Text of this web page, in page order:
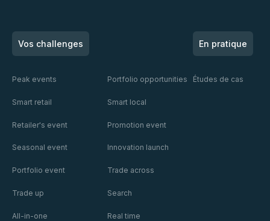
Vos challenges
Peak events Portfolio opportunities
Smart retail Smart local
Retailer's event Promotion event
Seasonal event Innovation launch
Portfolio event Trade across
Trade up Search
All-in-one Real time
En pratique
Études de cas